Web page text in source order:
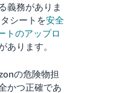
義務がありま
シートを安全
トのアップロ
あります。
の危険物担
かつ正確であ